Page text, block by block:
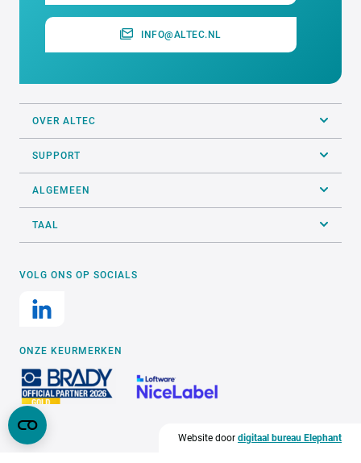
INFO@ALTEC.NL
OVER ALTEC
SUPPORT
ALGEMEEN
TAAL
VOLG ONS OP SOCIALS
ONZE KEURMERKEN
Website door digitaal bureau Elephant